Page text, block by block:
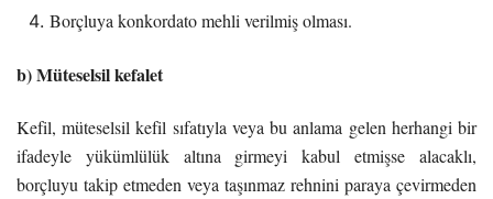
Borçluya konkordato mehli verilmiş olması.
b) Müteselsil kefalet
Kefil, müteselsil kefil sıfatıyla veya bu anlama gelen herhangi bir
ifadeyle yükümlülük altına girmeyi kabul etmişse alacaklı,
borçluyu takip etmeden veya taşınmaz rehnini paraya çevirmeden